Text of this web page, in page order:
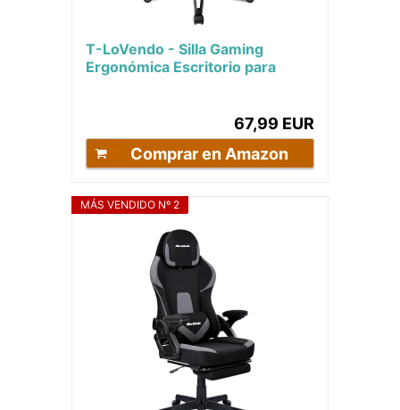
T-LoVendo - Silla Gaming
Ergonómica Escritorio para
67,99 EUR
Comprar en Amazon
MÁS VENDIDO Nº 2